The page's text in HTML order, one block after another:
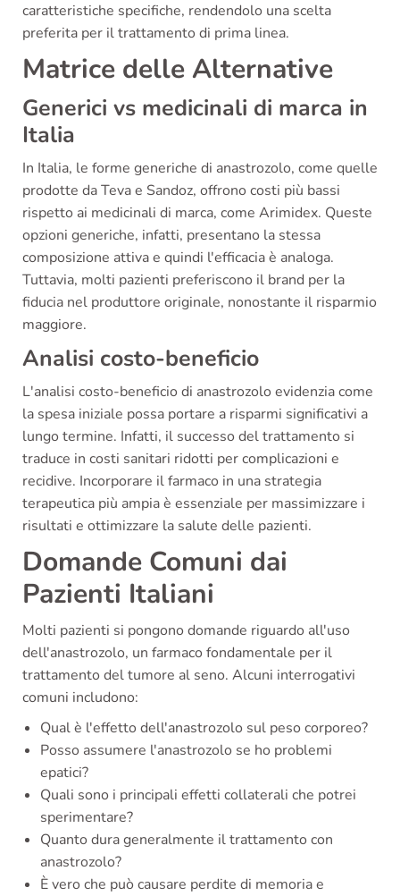
caratteristiche specifiche, rendendolo una scelta
preferita per il trattamento di prima linea.
Matrice delle Alternative
Generici vs medicinali di marca in
Italia
In Italia, le forme generiche di anastrozolo, come quelle
prodotte da Teva e Sandoz, offrono costi più bassi
rispetto ai medicinali di marca, come Arimidex. Queste
opzioni generiche, infatti, presentano la stessa
composizione attiva e quindi l'efficacia è analoga.
Tuttavia, molti pazienti preferiscono il brand per la
fiducia nel produttore originale, nonostante il risparmio
maggiore.
Analisi costo-beneficio
L'analisi costo-beneficio di anastrozolo evidenzia come
la spesa iniziale possa portare a risparmi significativi a
lungo termine. Infatti, il successo del trattamento si
traduce in costi sanitari ridotti per complicazioni e
recidive. Incorporare il farmaco in una strategia
terapeutica più ampia è essenziale per massimizzare i
risultati e ottimizzare la salute delle pazienti.
Domande Comuni dai
Pazienti Italiani
Molti pazienti si pongono domande riguardo all'uso
dell'anastrozolo, un farmaco fondamentale per il
trattamento del tumore al seno. Alcuni interrogativi
comuni includono:
Qual è l'effetto dell'anastrozolo sul peso corporeo?
Posso assumere l'anastrozolo se ho problemi
epatici?
Quali sono i principali effetti collaterali che potrei
sperimentare?
Quanto dura generalmente il trattamento con
anastrozolo?
È vero che può causare perdite di memoria e